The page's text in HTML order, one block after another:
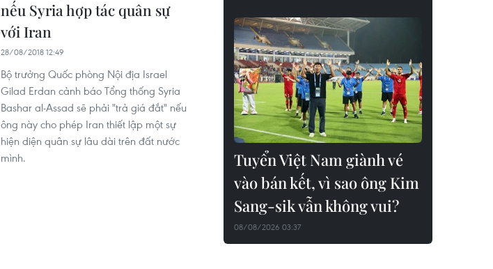
nếu Syria hợp tác quân sự
với Iran
28/08/2018 12:49
Bộ trưởng Quốc phòng Nội địa Israel
Gilad Erdan cảnh báo Tổng thống Syria
Bashar al-Assad sẽ phải "trả giá đắt" nếu
ông này cho phép Iran thiết lập một sự
hiện diện quân sự lâu dài trên đất nước
mình.
Tuyển Việt Nam giành vé
vào bán kết, vì sao ông Kim
Sang-sik vẫn không vui?
08/08/2026 03:37